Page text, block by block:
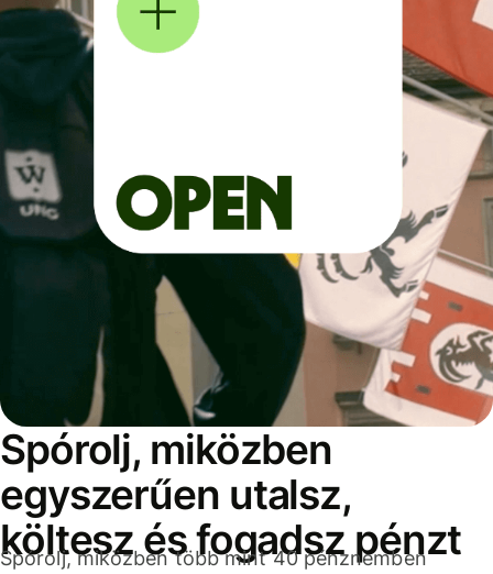
Spórolj, miközben
egyszerűen utalsz,
költesz és fogadsz pénzt
Spórolj, miközben több mint 40 pénznemben